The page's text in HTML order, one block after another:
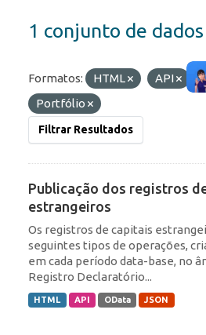
1 conjunto de
Formatos: HTML API
Portfólio
Filtrar Resultados
Publicação dos registros
estrangeiros
Os registros de capitais
seguintes tipos de operações,
em cada período data-base, no
Registro Declaratório...
HTML API OData JSON